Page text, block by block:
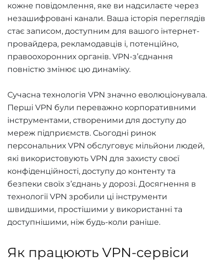
кожне повідомлення, яке ви надсилаєте через
незашифровані канали. Ваша історія переглядів
стає записом, доступним для вашого інтернет-
провайдера, рекламодавців і, потенційно,
правоохоронних органів. VPN-з’єднання
повністю змінює цю динаміку.
Сучасна технологія VPN значно еволюціонувала.
Перші VPN були переважно корпоративними
інструментами, створеними для доступу до
мереж підприємств. Сьогодні ринок
персональних VPN обслуговує мільйони людей,
які використовують VPN для захисту своєї
конфіденційності, доступу до контенту та
безпеки своїх з’єднань у дорозі. Досягнення в
технології VPN зробили ці інструменти
швидшими, простішими у використанні та
доступнішими, ніж будь-коли раніше.
Як працюють VPN-сервіси